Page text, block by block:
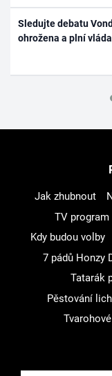
Sledujte debatu
ohrožena a plní
Jak zhubnout
TV program
Kdy budou volby
7 pádů Honzy
Tatarák
Pěstování